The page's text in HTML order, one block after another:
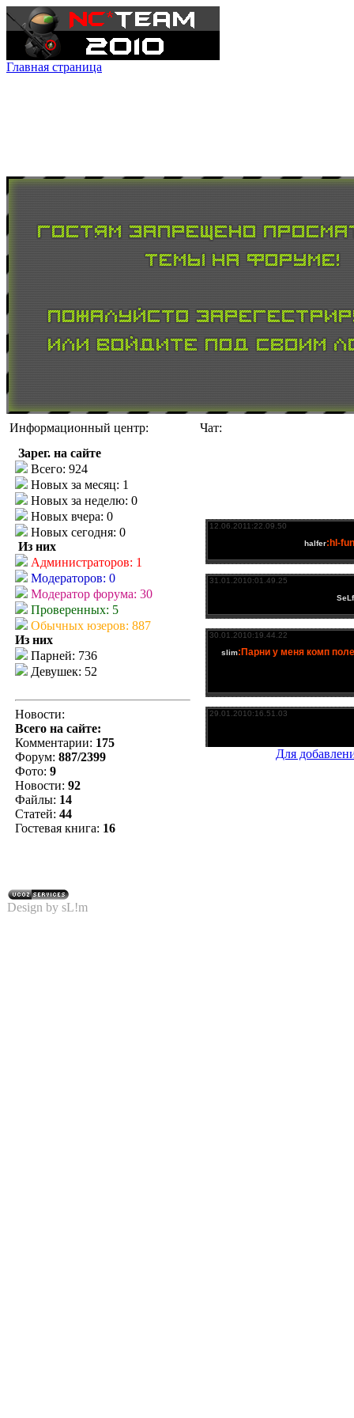
Главная страница
Информационный центр:
Чат:
Зарег. на сайте
Всего: 924
Новых за месяц: 1
Новых за неделю: 0
Новых вчера: 0
Новых сегодня: 0
Из них
Администраторов: 1
Модераторов: 0
Модератор форума: 30
Проверенных: 5
Обычных юзеров: 887
Из них
Парней: 736
Девушек: 52
Новости:
Всего на сайте:
Комментарии: 175
Форум: 887/2399
Фото: 9
Новости: 92
Файлы: 14
Статей: 44
Гостевая книга: 16
Для
Design by sL!m